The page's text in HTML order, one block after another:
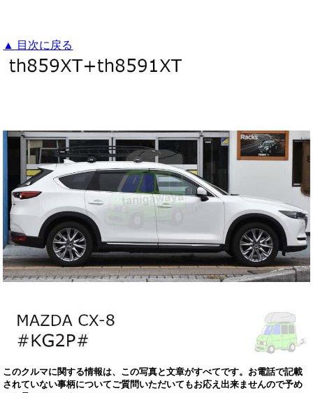
▲ 目次に戻る
このクルマに関する情報は、この写真と文章がすべてです。お電話で記載
されていない事柄についてご質問いただいてもお応え出来ませんので予め